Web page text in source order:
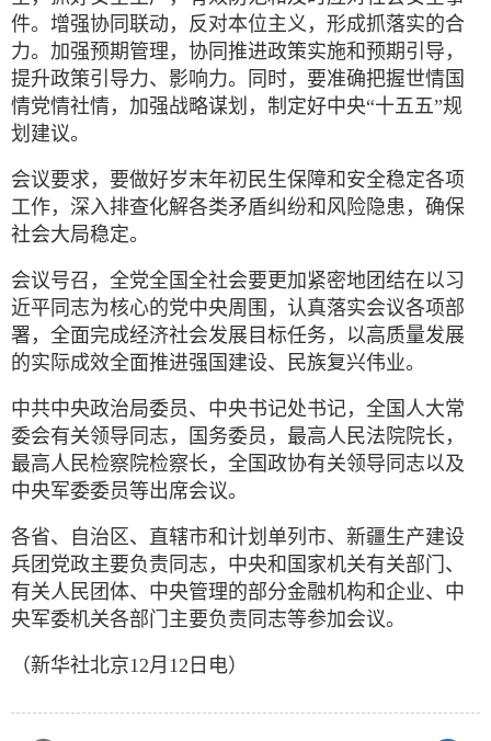
件。增强协同联动，反对本位主义，形成抓落实的合
力。加强预期管理，协同推进政策实施和预期引导，
提升政策引导力、影响力。同时，要准确把握世情国
情党情社情，加强战略谋划，制定好中央“十五五”规
划建议。
会议要求，要做好岁末年初民生保障和安全稳定各项
工作，深入排查化解各类矛盾纠纷和风险隐患，确保
社会大局稳定。
会议号召，全党全国全社会要更加紧密地团结在以习
近平同志为核心的党中央周围，认真落实会议各项部
署，全面完成经济社会发展目标任务，以高质量发展
的实际成效全面推进强国建设、民族复兴伟业。
中共中央政治局委员、中央书记处书记，全国人大常
委会有关领导同志，国务委员，最高人民法院院长，
最高人民检察院检察长，全国政协有关领导同志以及
中央军委委员等出席会议。
各省、自治区、直辖市和计划单列市、新疆生产建设
兵团党政主要负责同志，中央和国家机关有关部门、
有关人民团体、中央管理的部分金融机构和企业、中
央军委机关各部门主要负责同志等参加会议。
（新华社北京12月12日电）